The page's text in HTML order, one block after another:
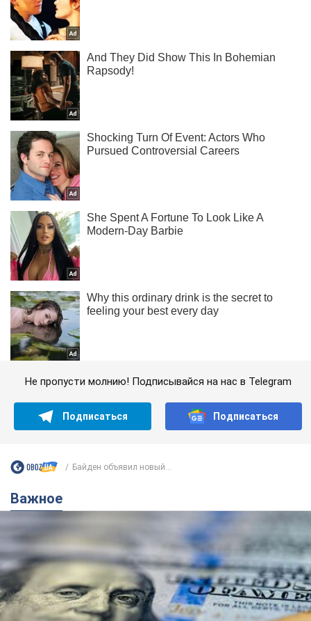
Не пропусти молнию! Подписывайся на нас в Telegram
Подписаться Подписаться
Байден объявил новый...
Важное